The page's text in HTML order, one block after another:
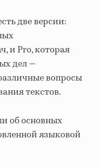
две версии:
и Pro, которая
дел —
вопросы
текстов.
об основных
языковой